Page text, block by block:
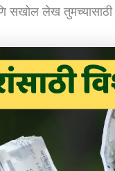
सखोल लेख तुमच्यासाठी